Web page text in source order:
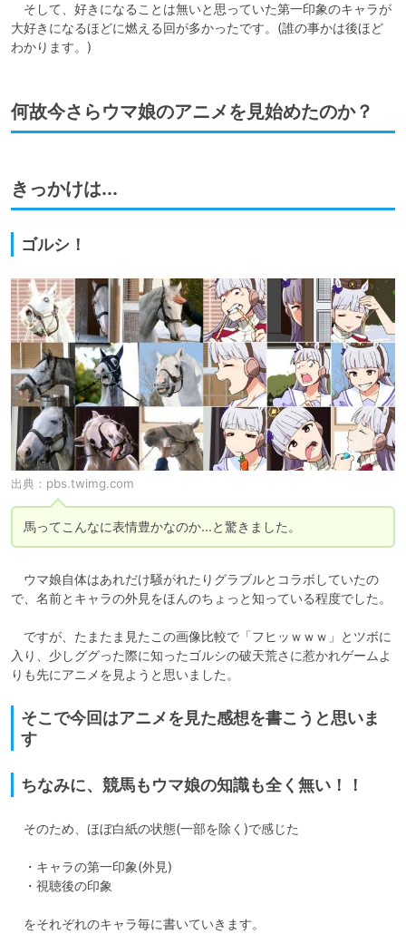
そして、好きになることは無いと思っていた第一印象のキャラが
大好きになるほどに燃える回が多かったです。(誰の事かは後ほど
わかります。)
何故今さらウマ娘のアニメを見始めたのか？
きっかけは...
ゴルシ！
出典： pbs.twimg.com
馬ってこんなに表情豊かなのか...と驚きました。
ウマ娘自体はあれだけ騒がれたりグラブルとコラボしていたの
で、名前とキャラの外見をほんのちょっと知っている程度でした。
ですが、たまたま見たこの画像比較で「フヒッｗｗｗ」とツボに
入り、少しググった際に知ったゴルシの破天荒さに惹かれゲームよ
りも先にアニメを見ようと思いました。
そこで今回はアニメを見た感想を書こうと思いま
す
ちなみに、競馬もウマ娘の知識も全く無い！！
そのため、ほぼ白紙の状態(一部を除く)で感じた
・キャラの第一印象(外見)
・視聴後の印象
をそれぞれのキャラ毎に書いていきます。